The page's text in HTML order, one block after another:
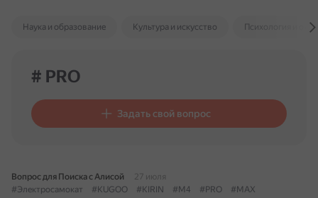
Наука и образование Культура и искусство Психология и
# PRO
Задать свой вопрос
Вопрос для Поиска с Алисой
27 июля
#Электросамокат
#KUGOO #KIRIN #M4 #PRO
#MAX